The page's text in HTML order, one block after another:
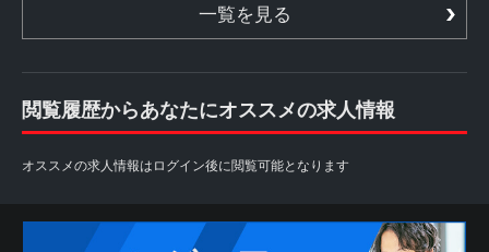
一覧を見る
閲覧履歴からあなたにオススメの求人情報
オススメの求人情報はログイン後に閲覧可能となります